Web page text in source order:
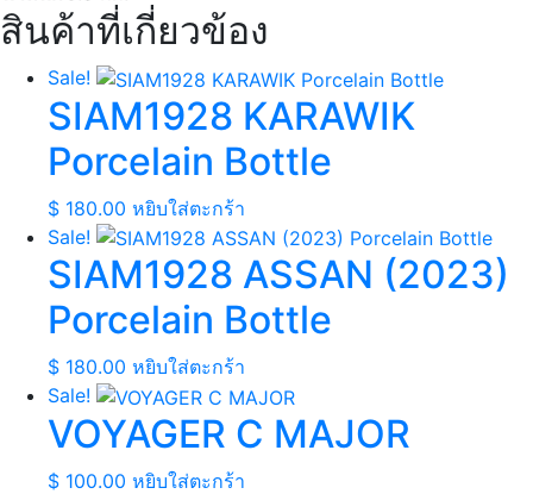
สินค้าที่เกี่ยวข้อง
Sale!
SIAM1928 KARAWIK
Porcelain Bottle
$ 180.00 หยิบใส่ตะกร้า
Sale!
SIAM1928 ASSAN (2023)
Porcelain Bottle
$ 180.00 หยิบใส่ตะกร้า
Sale!
VOYAGER C MAJOR
$ 100.00 หยิบใส่ตะกร้า